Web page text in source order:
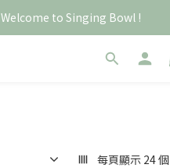
Welcome to Singing Bowl !
每頁顯示 24 個